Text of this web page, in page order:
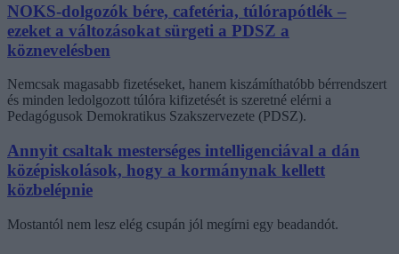
NOKS-dolgozók bére, cafetéria, túlórapótlék –
ezeket a változásokat sürgeti a PDSZ a
köznevelésben
Nemcsak magasabb fizetéseket, hanem kiszámíthatóbb bérrendszert
és minden ledolgozott túlóra kifizetését is szeretné elérni a
Pedagógusok Demokratikus Szakszervezete (PDSZ).
Annyit csaltak mesterséges intelligenciával a dán
középiskolások, hogy a kormánynak kellett
közbelépnie
Mostantól nem lesz elég csupán jól megírni egy beadandót.